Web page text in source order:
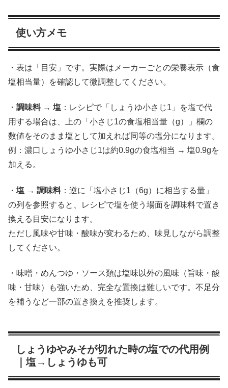
使い方メモ
・表は「目安」です。実際はメーカーごとの栄養表示（食
塩相当量）を確認して微調整してください。
・ 調味料 → 塩 ：レシピで「しょうゆ小さじ1」を塩で代
用する場合は、上の「小さじ1の食塩相当量（g）」欄の
数値をそのまま塩として加えれば同等の塩分になります。
例：濃口しょうゆ小さじ1は約0.9gの食塩相当 → 塩0.9gを
加える。
・ 塩 → 調味料：逆に「塩小さじ1（6g）に相当する量」
の列を参照すると、レシピで塩を使う場面を調味料で置き
換える目安になります。
ただし風味や甘味・酸味が変わるため、味見しながら調整
してください。
・味噌・めんつゆ・ソース類は塩味以外の風味（旨味・酸
味・甘味）も強いため、完全な置換は難しいです。不足分
を補うなど一部の置き換えを推奨します。
しょうゆやみそが切れた時の塩での代用例
｜塩→しょうゆも可